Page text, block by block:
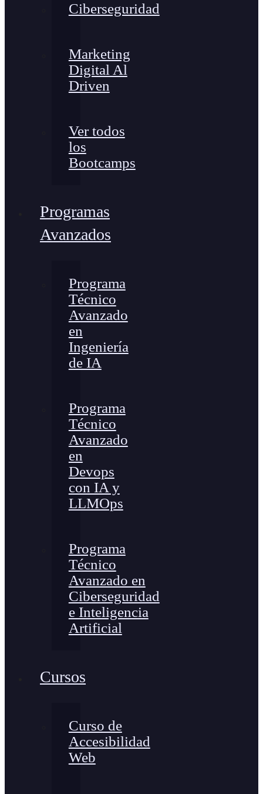
Ciberseguridad
Marketing
Digital Al
Driven
Ver todos
los
Bootcamps
Programas
Avanzados
Programa
Técnico
Avanzado
en
Ingeniería
de IA
Programa
Técnico
Avanzado
en
Devops
con IA y
LLMOps
Programa
Técnico
Avanzado en
Ciberseguridad
e Inteligencia
Artificial
Cursos
Curso de
Accesibilidad
Web